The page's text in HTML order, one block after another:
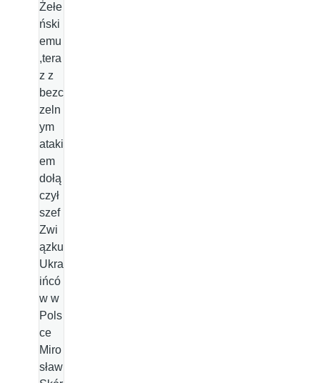
Żełe
ński
emu
,tera
z z
bezc
zeln
ym
ataki
em
dołą
czył
szef
Zwi
ązku
Ukra
ińcó
w w
Pols
ce
Miro
sław